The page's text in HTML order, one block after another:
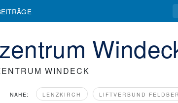
WINDECK
NAHE: LENZKIRCH LIFTVERBUND